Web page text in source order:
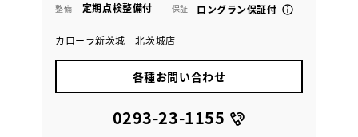
整備 定期点検整備付 保証 ロングラン保証付
カローラ新茨城 北茨城店
各種お問い合わせ
0293-23-1155